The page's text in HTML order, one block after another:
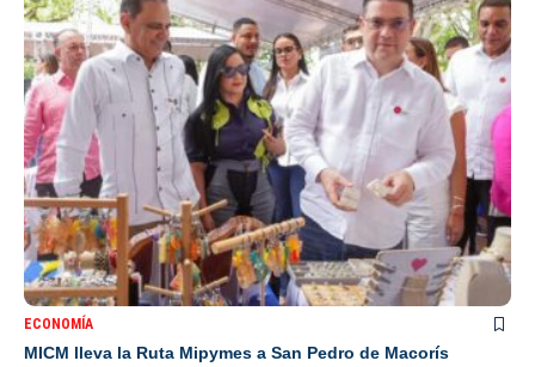
ECONOMÍA
MICM lleva la Ruta Mipymes a San Pedro de Macorís